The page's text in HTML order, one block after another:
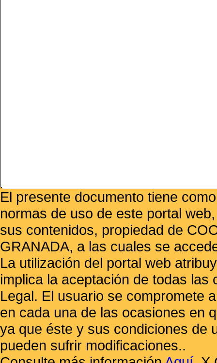
El presente documento tiene
normas de uso de este portal
sus contenidos, propiedad de
GRANADA, a las cuales se
La utilización del portal web
implica la aceptación de todas
Legal. El usuario se compromete
en cada una de las ocasiones en
ya que éste y sus condiciones de
pueden sufrir modificaciones..